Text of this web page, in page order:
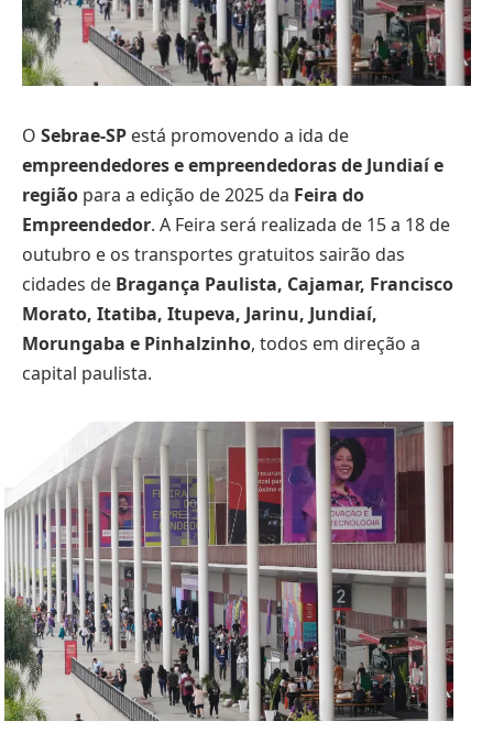
O Sebrae-SP está promovendo a ida de
empreendedores e empreendedoras de Jundiaí e
região para a edição de 2025 da Feira do
Empreendedor. A Feira será realizada de 15 a 18 de
outubro e os transportes gratuitos sairão das
cidades de Bragança Paulista, Cajamar, Francisco
Morato, Itatiba, Itupeva, Jarinu, Jundiaí,
Morungaba e Pinhalzinho, todos em direção a
capital paulista.